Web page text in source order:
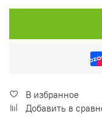
В избранное
Добавить в